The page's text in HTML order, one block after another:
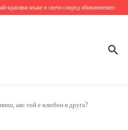
мъже в света според обикновените хора
ако той е влюбен в друга?